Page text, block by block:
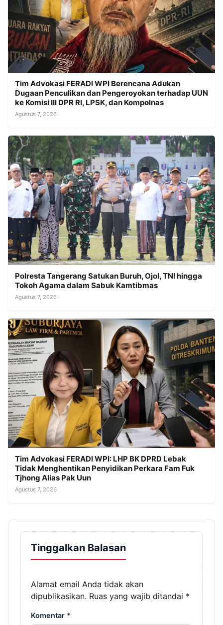
Tim Advokasi FERADI WPI Berencana Adukan
Dugaan Penculikan dan Pengeroyokan terhadap UUN
ke Komisi III DPR RI, LPSK, dan Kompolnas
Agustus 7, 2026
Polresta Tangerang Satukan Buruh, Ojol, TNI hingga
Tokoh Agama dalam Sabuk Kamtibmas
Agustus 7, 2026
Tim Advokasi FERADI WPI: LHP BK DPRD Lebak
Tidak Menghentikan Penyidikan Perkara Fam Fuk
Tjhong Alias Pak Uun
Agustus 7, 2026
Tinggalkan Balasan
Alamat email Anda tidak akan
dipublikasikan. Ruas yang wajib ditandai *
Komentar *